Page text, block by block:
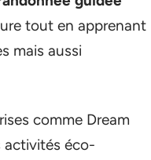
tout en apprenant
mais aussi
comme Dream
activités éco-